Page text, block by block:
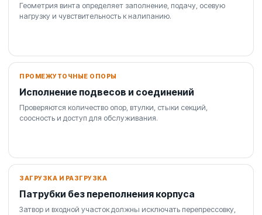
Геометрия винта определяет заполнение, подачу, осевую
нагрузку и чувствительность к налипанию.
ПРОМЕЖУТОЧНЫЕ ОПОРЫ
Исполнение подвесов и соединений
Проверяются количество опор, втулки, стыки секций,
соосность и доступ для обслуживания.
ЗАГРУЗКА И РАЗГРУЗКА
Патрубки без переполнения корпуса
Затвор и входной участок должны исключать перепрессовку,